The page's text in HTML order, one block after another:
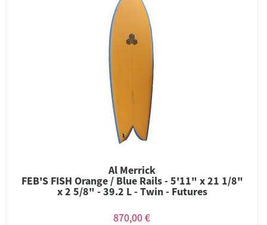
Al Merrick
FEB'S FISH Orange / Blue Rails - 5'11" x 21 1/8"
x 2 5/8" - 39.2 L - Twin - Futures
870,00 €